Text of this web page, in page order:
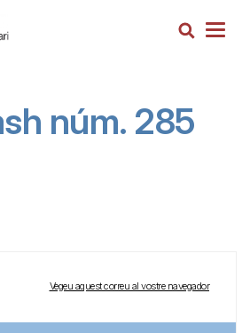
Cerca
núm. 285
Vegeu aquest correu al vostre navegador